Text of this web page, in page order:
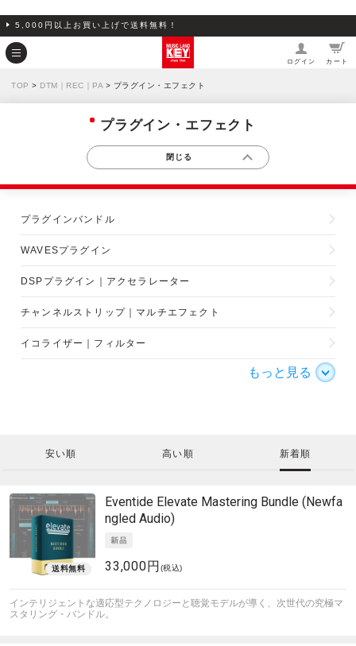
5,000円以上お買い上げで送料無料！
ログイン カート
TOP > DTM｜REC｜PA > プラグイン・エフェクト
プラグイン・エフェクト
プラグインバンドル
WAVESプラグイン
DSPプラグイン｜アクセラレーター
チャンネルストリップ｜マルチエフェクト
イコライザー｜フィルター
もっと見る
安い順 高い順 新着順
Eventide Elevate Mastering Bundle (Newfa
ngled Audio)
33,000円 (税込)
インテリジェントな適応型テクノロジーと聴覚モデルが導く、次世代の究極マ
スタリング・バンドル。